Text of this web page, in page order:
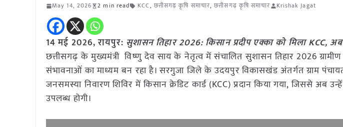
May 14, 2026 2 min read KCC, छत्तीसगढ़ कृषि समाचार,छत्तीसगढ़ कृषि समाचार Krishak Jagat
14 मई 2026, रायपुर: सुशासन तिहार 2026: किसान प्रदीप एक्का को मिला KCC,
छत्तीसगढ़ के मुख्यमंत्री विष्णु देव साय के नेतृत्व में संचालित सुशासन तिहार 2026 ग्रामीण
संभावनाओं का माध्यम बन रहा है। सरगुजा जिले के उदयपुर विकासखंड अंतर्गत ग्राम
जनसमस्या निवारण शिविर में किसान क्रेडिट कार्ड (KCC) प्रदान किया गया, जिससे अब
उपलब्ध होगी।